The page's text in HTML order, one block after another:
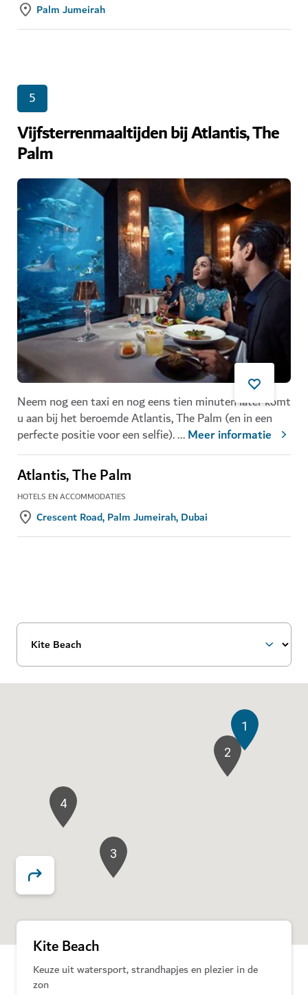
Palm Jumeirah
5
Vijfsterrenmaaltijden bij Atlantis, The
Palm
Neem nog een taxi en nog eens tien minuten later komt
u aan bij het beroemde Atlantis, The Palm (en in een
perfecte positie voor een selfie)....Meer informatie
Atlantis, The Palm
HOTELS EN ACCOMMODATIES
Crescent Road, Palm Jumeirah, Dubai
1
2
3
4
Kite Beach
Keuze uit watersport, strandhapjes en plezier in de
zon